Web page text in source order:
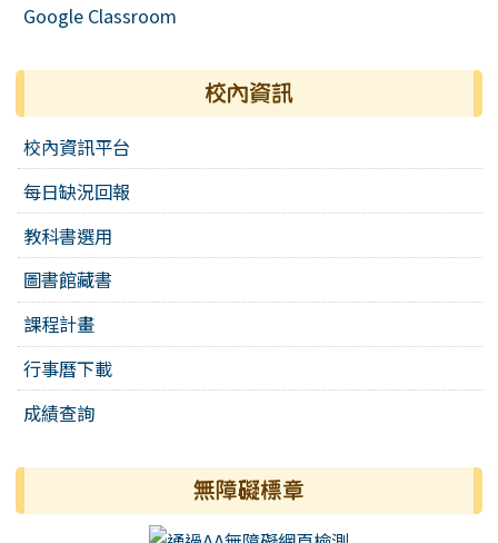
Google Classroom
校內資訊
校內資訊平台
每日缺況回報
教科書選用
圖書館藏書
課程計畫
行事曆下載
成績查詢
無障礙標章